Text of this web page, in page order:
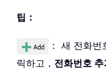
팁：
： 새 전화
릭하고， 전화번호 추